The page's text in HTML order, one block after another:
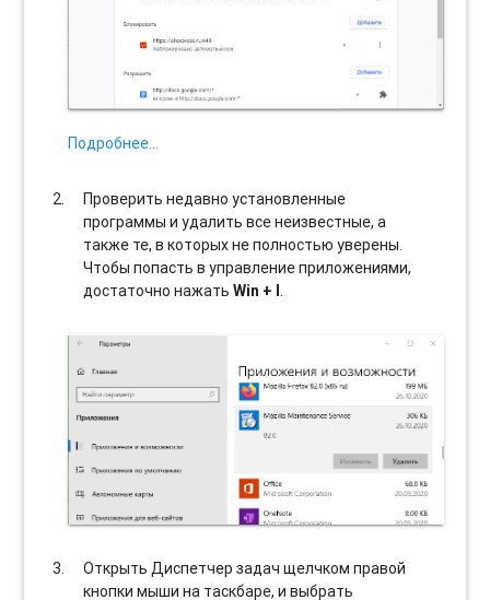
Подробнее…
Проверить недавно установленные
программы и удалить все неизвестные, а
также те, в которых не полностью уверены.
Чтобы попасть в управление приложениями,
достаточно нажатьWin + I.
Открыть Диспетчер задач щелчком правой
кнопки мыши на таскбаре, и выбрать